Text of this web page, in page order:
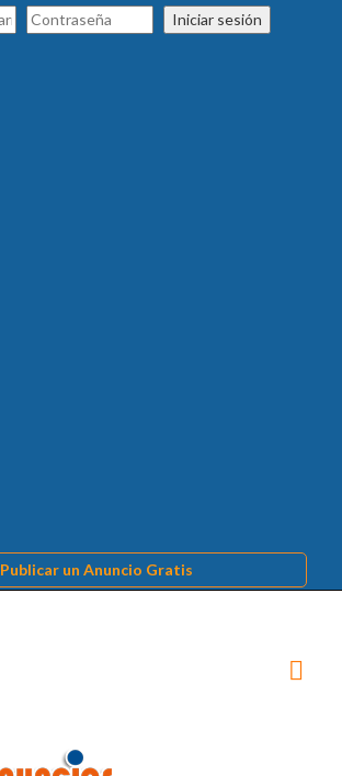
Iniciar sesión
Publicar un Anuncio Gratis